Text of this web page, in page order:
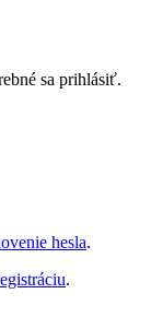
sa prihlásiť.
hesla.
.